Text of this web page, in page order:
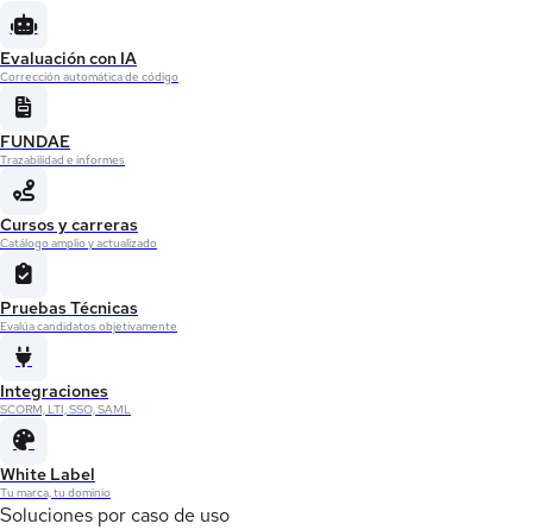
Evaluación con IA
Corrección automática de código
FUNDAE
Trazabilidad e informes
Cursos y carreras
Catálogo amplio y actualizado
Pruebas Técnicas
Evalúa candidatos objetivamente
Integraciones
SCORM, LTI, SSO, SAML
White Label
Tu marca, tu dominio
Soluciones por caso de uso